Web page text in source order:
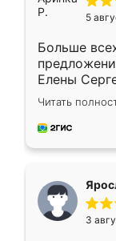
5
Больше
Елены
короткие
для замера
предложил
Читать
3